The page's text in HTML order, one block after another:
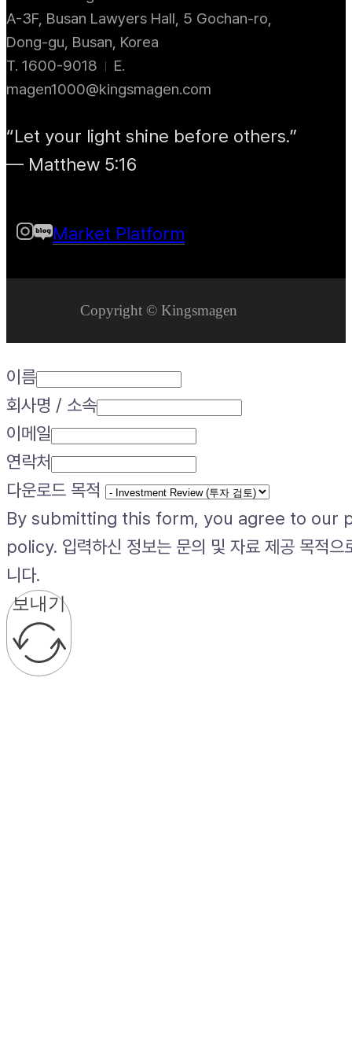
A-3F, Busan Lawyers Hall, 5 Gochan-ro,
Dong-gu, Busan, Korea
T. 1600-9018
E.
magen1000@kingsmagen.com
“Let your light shine before others.”
— Matthew 5:16
Market Platform
Copyright © Kingsmagen
이름
회사명 / 소속
이메일
연락처
다운로드 목적
By submitting this form, you agree to our
policy. 입력하신 정보는 문의 및 자료 제공 목적으
니다.
보내기